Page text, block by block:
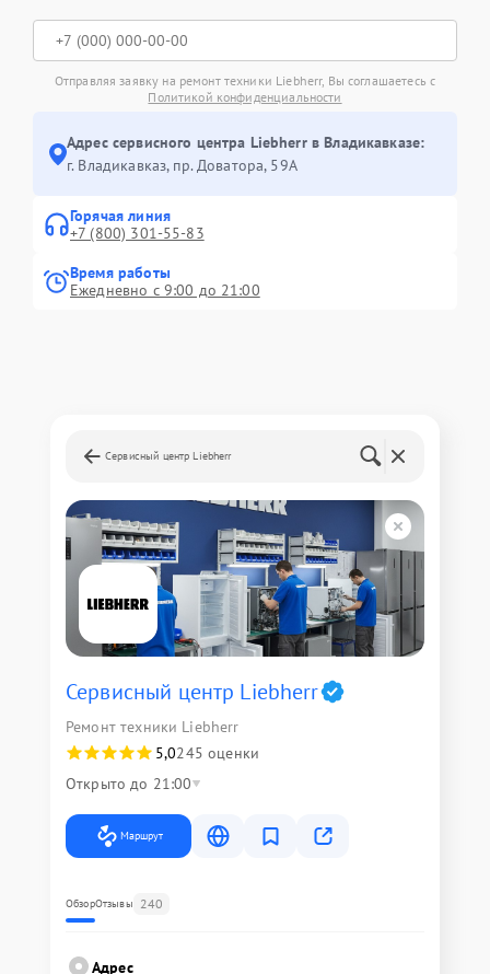
Отправляя заявку на ремонт техники Liebherr, Вы соглашаетесь с
Политикой конфиденциальности
Адрес сервисного центра Liebherr в Владикавказе:
г. Владикавказ, пр. Доватора, 59А
Горячая линия
+7 (800) 301-55-83
Время работы
Ежедневно с 9:00 до 21:00
Сервисный центр Liebherr
Сервисный центр Liebherr
Ремонт техники Liebherr
5,0245 оценки
Открыто до 21:00
Маршрут
ОбзорОтзывы 240
Адрес